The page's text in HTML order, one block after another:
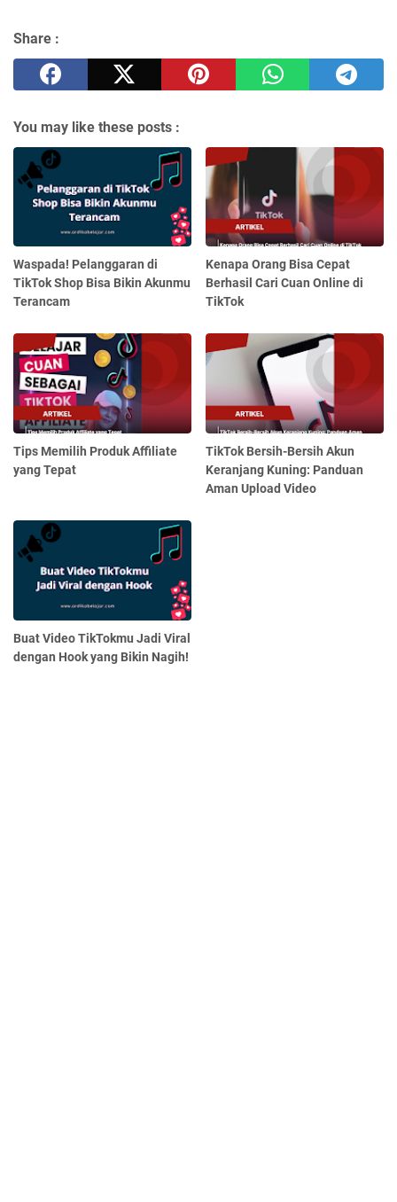
Share :
You may like these posts :
Waspada! Pelanggaran di
TikTok Shop Bisa Bikin Akunmu
Terancam
Kenapa Orang Bisa Cepat
Berhasil Cari Cuan Online di
TikTok
Tips Memilih Produk Affiliate
yang Tepat
TikTok Bersih-Bersih Akun
Keranjang Kuning: Panduan
Aman Upload Video
Buat Video TikTokmu Jadi Viral
dengan Hook yang Bikin Nagih!